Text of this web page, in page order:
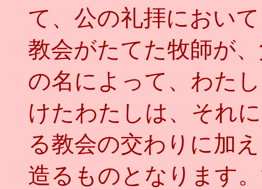
て、公の礼拝におい
教会がたてた牧師が
の名によって、わた
けたわたしは、それ
る教会の交わりに加
造るものとなります